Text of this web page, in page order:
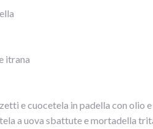
itrana
e cuocetela in padella con olio
a uova sbattute e mortadella